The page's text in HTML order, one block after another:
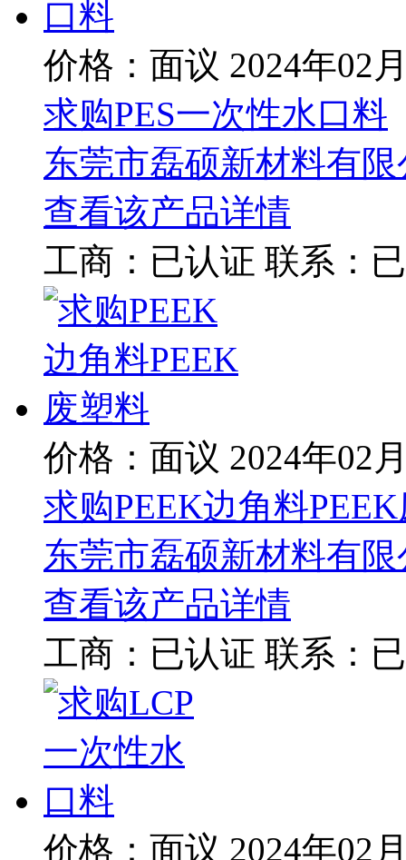
价格：面议 2024年02
求购PES一次性水口料
东莞市磊硕新材料有限
查看该产品详情
工商： 已认证 联系：
价格：面议 2024年02
求购PEEK边角料
东莞市磊硕新材料有限
查看该产品详情
工商： 已认证 联系：
价格：面议 2024年02